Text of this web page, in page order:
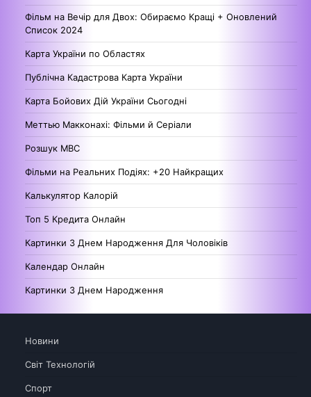
Фільм на Вечір для Двох: Обираємо Кращі + Оновлений
Список 2024
Карта України по Областях
Публічна Кадастрова Карта України
Карта Бойових Дій України Сьогодні
Меттью Макконахі: Фільми й Серіали
Розшук МВС
Фільми на Реальних Подіях: +20 Найкращих
Калькулятор Калорій
Топ 5 Кредита Онлайн
Картинки З Днем Народження Для Чоловіків
Календар Онлайн
Картинки З Днем Народження
Новини
Світ Технологій
Спорт